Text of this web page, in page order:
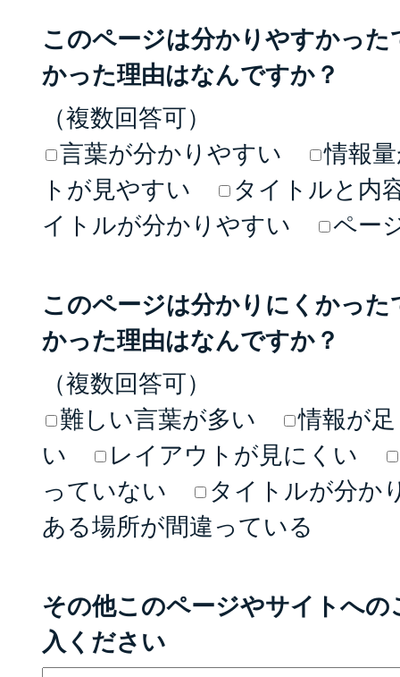
このページは分かりやすかっ
かった理由はなんですか？
（複数回答可）
言葉が分かりやすい
情報
トが見やすい
タイトルと内
イトルが分かりやすい
ペー
このページは分かりにくかっ
かった理由はなんですか？
（複数回答可）
難しい言葉が多い
情報が
い
レイアウトが見にくい
っていない
タイトルが分か
ある場所が間違っている
その他このページやサイトへ
入ください